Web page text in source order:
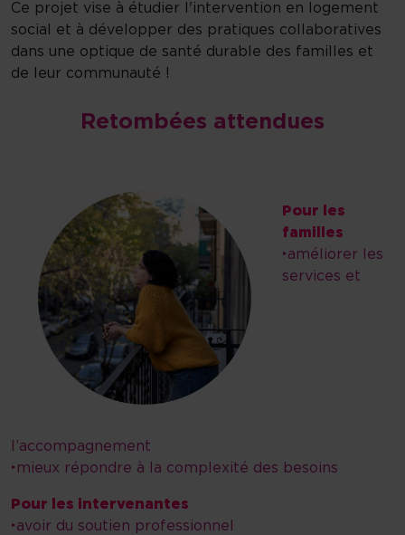
Ce projet vise à étudier l'intervention en logement
social et à développer des pratiques collaboratives
dans une optique de santé durable des familles et
de leur communauté !
Retombées attendues
Pour les
familles
‣améliorer les
services et
l’accompagnement
‣mieux répondre à la complexité des besoins
Pour les intervenantes
‣avoir du soutien professionnel